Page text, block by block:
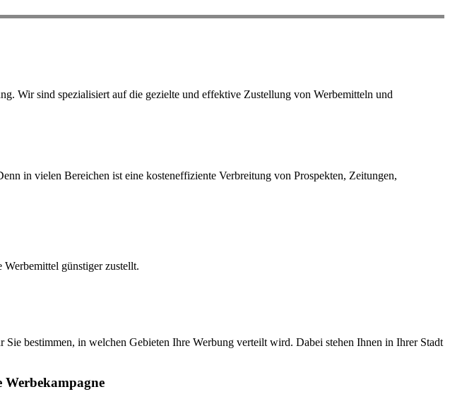
Wir sind spezialisiert auf die gezielte und effektive Zustellung von Werbemitteln und
in vielen Bereichen ist eine kosteneffiziente Verbreitung von Prospekten, Zeitungen,
Werbemittel günstiger zustellt.
bestimmen, in welchen Gebieten Ihre Werbung verteilt wird. Dabei stehen Ihnen in Ihrer Stadt